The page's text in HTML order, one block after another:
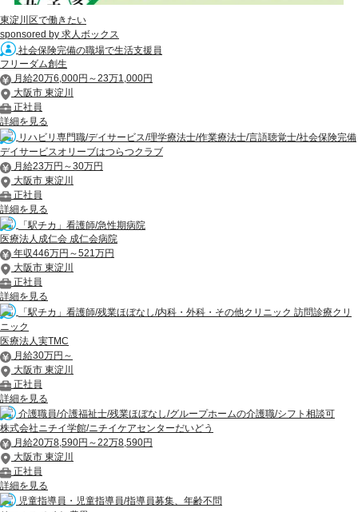
東淀川区で働きたい
sponsored by 求人ボックス
社会保険完備の職場で生活支援員
フリーダム創生
月給20万6,000円～23万1,000円
大阪市 東淀川
正社員
詳細を見る
リハビリ専門職/デイサービス/理学療法士/作業療法士/言語聴覚士/社会保険完備
デイサービスオリーブはつらつクラブ
月給23万円～30万円
大阪市 東淀川
正社員
詳細を見る
「駅チカ」看護師/急性期病院
医療法人成仁会 成仁会病院
年収446万円～521万円
大阪市 東淀川
正社員
詳細を見る
「駅チカ」看護師/残業ほぼなし/内科・外科・その他クリニック 訪問診療クリ
ニック
医療法人実TMC
月給30万円～
大阪市 東淀川
正社員
詳細を見る
介護職員/介護福祉士/残業ほぼなし/グループホームの介護職/シフト相談可
株式会社ニチイ学館/ニチイケアセンターだいどう
月給20万8,590円～22万8,590円
大阪市 東淀川
正社員
詳細を見る
児童指導員・児童指導員/指導員募集、年齢不問